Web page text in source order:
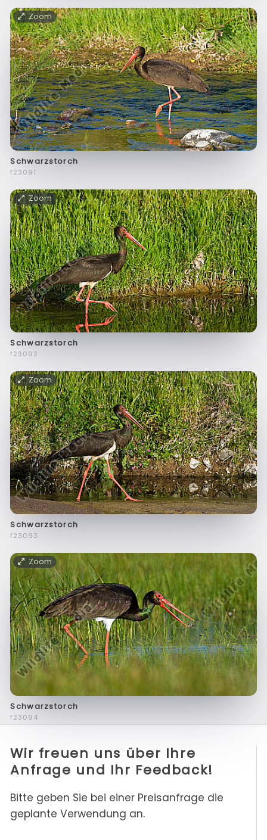
Zoom
Schwarzstorch
f23091
Zoom
Schwarzstorch
f23092
Zoom
Schwarzstorch
f23093
Zoom
Schwarzstorch
f23094
Wir freuen uns über Ihre
Anfrage und Ihr Feedback!
Bitte geben Sie bei einer Preisanfrage die
geplante Verwendung an.